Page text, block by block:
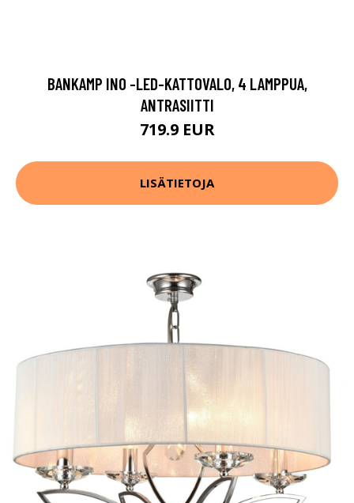
BANKAMP INO -LED-KATTOVALO, 4 LAMPPUA,
ANTRASIITTI
719.9 EUR
LISÄTIETOJA